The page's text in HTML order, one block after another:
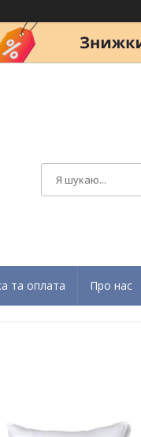
та оплата Про нас